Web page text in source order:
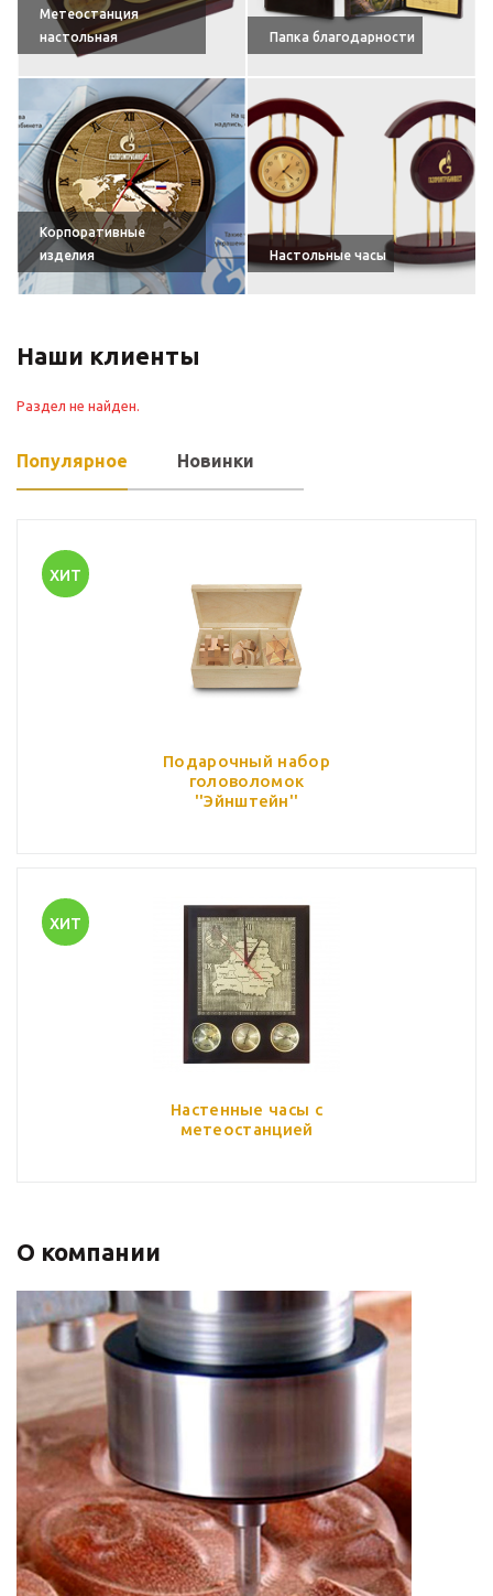
Метеостанция
настольная
Папка благодарности
Корпоративные
изделия
Настольные часы
Наши клиенты
Раздел не найден.
Популярное Новинки
ХИТ
Подарочный набор
головоломок
''Эйнштейн''
ХИТ
Настенные часы с
метеостанцией
О компании